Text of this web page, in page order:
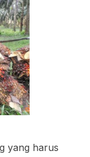
yang harus